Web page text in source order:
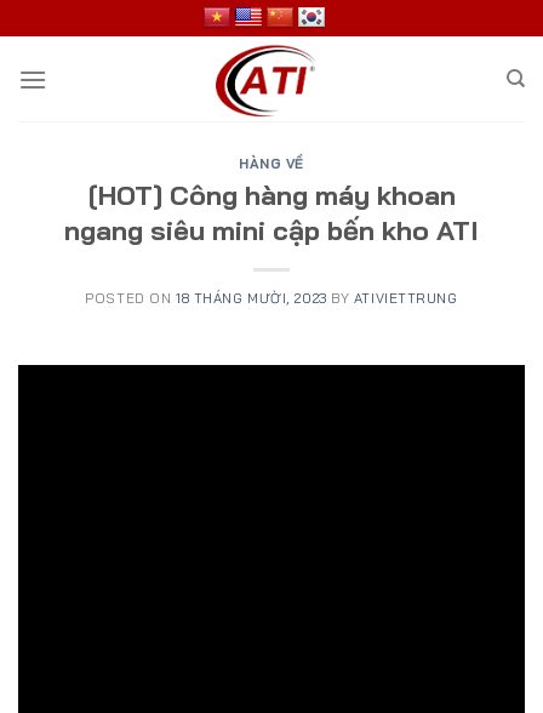
to
content
HÀNG VỀ
[HOT] Công hàng máy khoan
ngang siêu mini cập bến kho ATI
POSTED ON 18 THÁNG MƯỜI, 2023 BY ATIVIETTRUNG